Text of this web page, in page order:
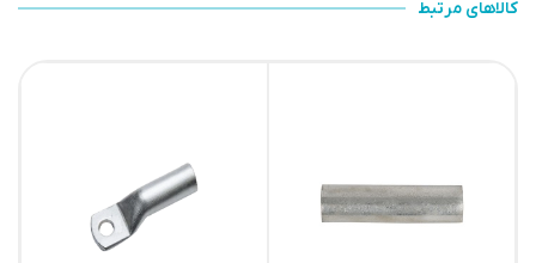
کالاهای مرتبط